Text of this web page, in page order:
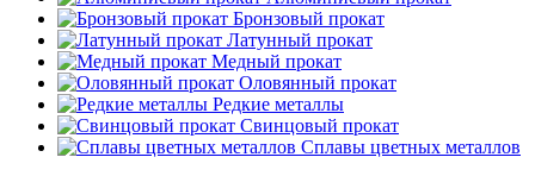
Бронзовый прокат
Латунный прокат
Медный прокат
Оловянный прокат
Редкие металлы
Свинцовый прокат
Сплавы цветных металлов